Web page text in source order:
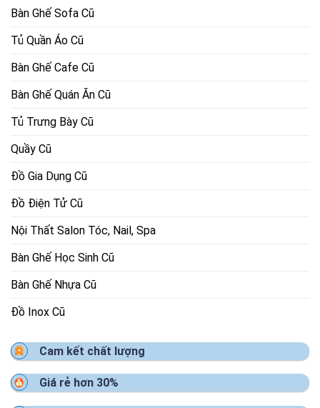
Bàn Ghế Sofa Cũ
Tủ Quần Áo Cũ
Bàn Ghế Cafe Cũ
Bàn Ghế Quán Ăn Cũ
Tủ Trưng Bày Cũ
Quầy Cũ
Đồ Gia Dụng Cũ
Đồ Điện Tử Cũ
Nội Thất Salon Tóc, Nail, Spa
Bàn Ghế Học Sinh Cũ
Bàn Ghế Nhựa Cũ
Đồ Inox Cũ
Cam kết chất lượng
Giá rẻ hơn 30%